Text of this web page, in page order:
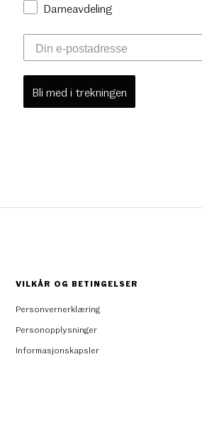
Dameavdeling
Bli med i trekningen
VILKÅR OG BETINGELSER
Personvernerklæring
Personopplysninger
Informasjonskapsler